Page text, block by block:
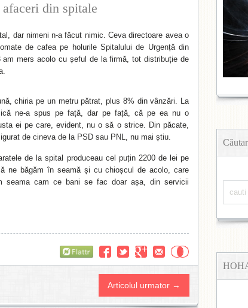
din spitale
dar nimeni n-a făcut nimic. Ceva directoare avea o
de cafea pe holurile Spitalului de Urgență din
am mers acolo cu șeful de la firmă, tot distribuție de
chiria pe un metru pătrat, plus 8% din vânzări. La
ne-a spus pe față, dar pe față, că pe ea nu o
ei pe care, evident, nu o să o strice. Din păcate,
de cineva de la PSD sau PNL, nu mai știu.
de la spital produceau cel puțin 2200 de lei pe
ne băgăm în seamă și cu chioșcul de acolo, care
seama cam ce bani se fac doar așa, din servicii
Articolul urmator →